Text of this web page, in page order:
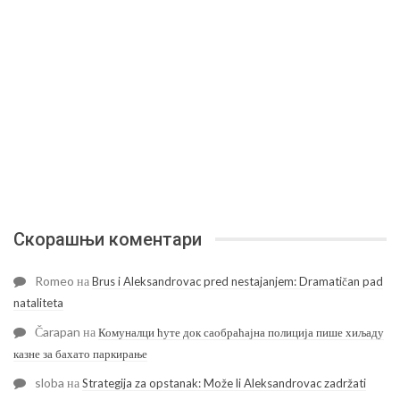
Скорашњи коментари
Romeo наBrus i Aleksandrovac pred nestajanjem: Dramatičan pad
nataliteta
Čarapan наКомуналци ћуте док саобраћајна полиција пише хиљаду
казне за бахато паркирање
sloba наStrategija za opstanak: Može li Aleksandrovac zadržati